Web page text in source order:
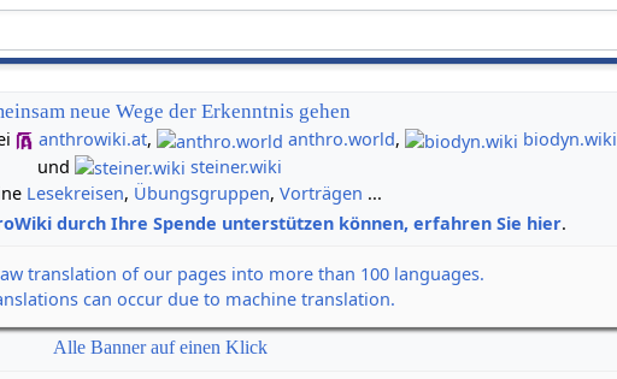
neue Wege der Erkenntnis gehen
anthrowiki.at, anthro.world,
biodyn.wiki
und
steiner.wiki
Lesekreisen, Übungsgruppen,Vorträgen ...
durch Ihre Spende unterstützen können, erfahren Sie hier.
translation of our pages into more than 100 languages.
can occur due to machine translation.
Alle Banner auf einen Klick